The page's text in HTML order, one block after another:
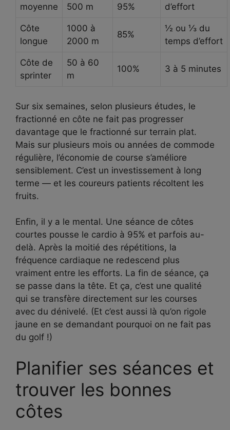
moyenne
500 m
95%
d’effort
Côte
longue
1000 à
2000 m
85%
½ ou ⅓ du
temps d’effort
Côte de
sprinter
50 à 60
m
100% 3 à 5 minutes
Sur six semaines, selon plusieurs études, le
fractionné en côte ne fait pas progresser
davantage que le fractionné sur terrain plat.
Mais sur plusieurs mois ou années de commode
régulière, l’économie de course s’améliore
sensiblement. C’est un investissement à long
terme — et les coureurs patients récoltent les
fruits.
Enfin, il y a le mental. Une séance de côtes
courtes pousse le cardio à 95% et parfois au-
delà. Après la moitié des répétitions, la
fréquence cardiaque ne redescend plus
vraiment entre les efforts. La fin de séance, ça
se passe dans la tête. Et ça, c’est une qualité
qui se transfère directement sur les courses
avec du dénivelé. (Et c’est aussi là qu’on rigole
jaune en se demandant pourquoi on ne fait pas
du golf !)
Planifier ses séances et
trouver les bonnes
côtes